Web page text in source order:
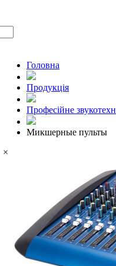
Головна
Продукцiя
Професійне
Микшерные пульты
×